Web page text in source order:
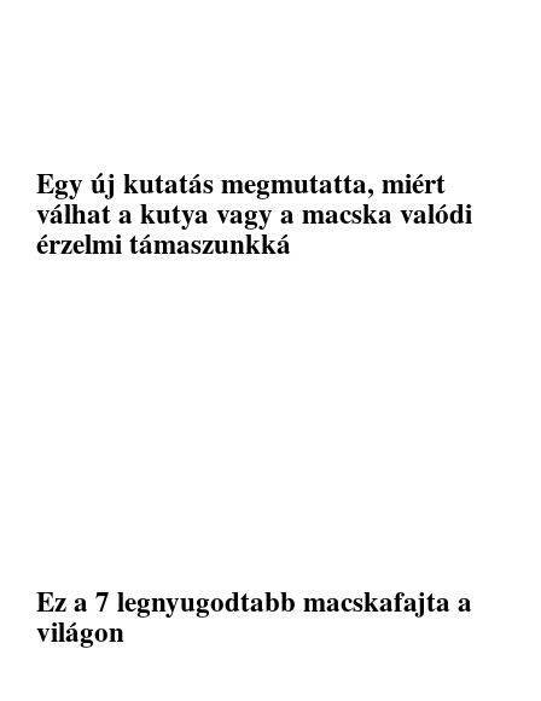
Egy új kutatás megmutatta, miért
válhat a kutya vagy a macska valódi
érzelmi támaszunkká
Ez a 7 legnyugodtabb macskafajta a
világon